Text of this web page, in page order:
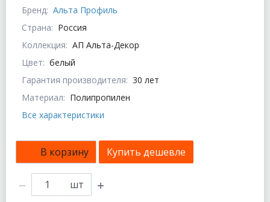
Бренд: Альта Профиль
Страна: Россия
Коллекция: АП Альта-Декор
Цвет: белый
Гарантия производителя: 30 лет
Материал: Полипропилен
Все характеристики
В корзину Купить дешевле
шт